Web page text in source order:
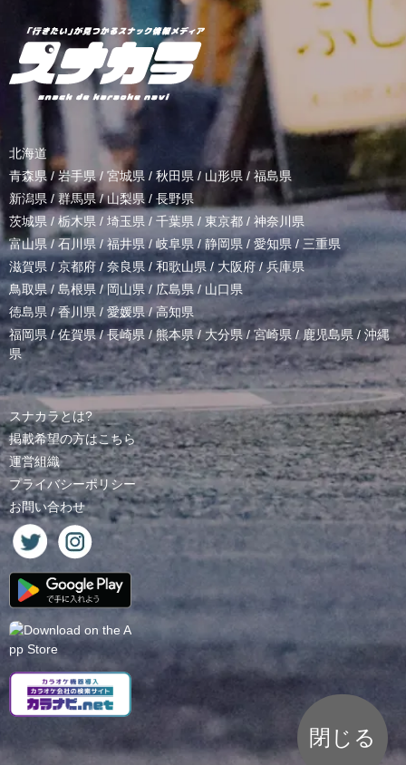
北海道
青森県 / 岩手県/ 宮城県 / 秋田県 / 山形県/ 福島県
新潟県 /群馬県/山梨県 / 長野県
茨城県 / 栃木県 / 埼玉県 / 千葉県 / 東京都 / 神奈川県
富山県 /石川県/福井県/岐阜県 / 静岡県 / 愛知県 / 三重県
滋賀県 / 京都府 / 奈良県 / 和歌山県/ 大阪府 /兵庫県
鳥取県/ 島根県 /岡山県/ 広島県 / 山口県
徳島県 /香川県 / 愛媛県/高知県
福岡県/佐賀県/長崎県 /熊本県/ 大分県/宮崎県 /鹿児島県 / 沖縄
県
スナカラとは?
掲載希望の方はこちら
運営組織
プライバシーポリシー
お問い合わせ
閉じる